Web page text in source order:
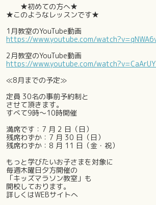
★初めての方へ★
★このようなレッスンです★
1月教室のYouTube動画
https://www.youtube.com/
2月教室のYouTube動画
https://www.youtube.com/
≪8月までの予定≫
定員 30名の事前予約制と
させて頂きます。
すべて9時～10時開催
満席です：7 月 2 日（日）
残席わずか：7 月 30 日（日）
残席わずか：8 月 11 日（金・祝）
もっと学びたいお子さまを対象に
毎週木曜日夕方開催の
「キッズマラソン教室」も
開校しております。
詳しくはWEBサイトへ